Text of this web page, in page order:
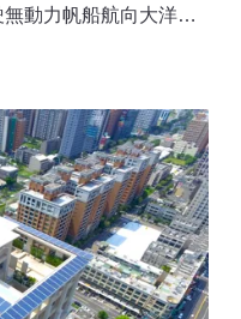
動力帆船航向大洋，
7000公里的極地航海
強調建立人與自然的
航海智慧等。頂尖的
的核心，將是以內心
地航海探險今（2026）
帆船航越南冰洋，完
海探險。他受海委會邀
敦時硬碟遭竊，許多